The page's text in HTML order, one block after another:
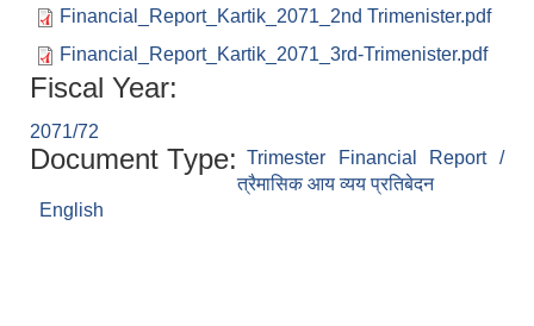
Financial_Report_Kartik_2071_2nd Trimenister.pdf
Financial_Report_Kartik_2071_3rd-Trimenister.pdf
Fiscal Year:
2071/72
Document Type: Trimester Financial Report /
त्रैमासिक आय व्यय प्रतिबेदन
English